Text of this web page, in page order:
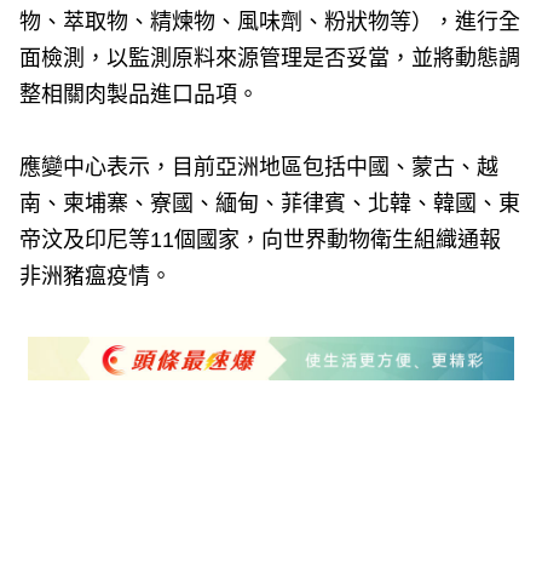
物、萃取物、精煉物、風味劑、粉狀物等），進行全
面檢測，以監測原料來源管理是否妥當，並將動態調
整相關肉製品進口品項。
應變中心表示，目前亞洲地區包括中國、蒙古、越
南、柬埔寨、寮國、緬甸、菲律賓、北韓、韓國、東
帝汶及印尼等11個國家，向世界動物衛生組織通報
非洲豬瘟疫情。